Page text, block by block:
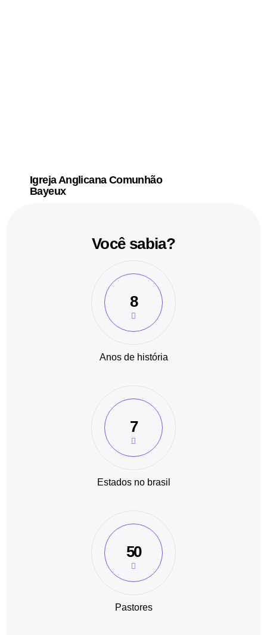
Igreja Anglicana Comunhão
Bayeux
Você sabia?
8
Anos de história
7
Estados no brasil
50
Pastores